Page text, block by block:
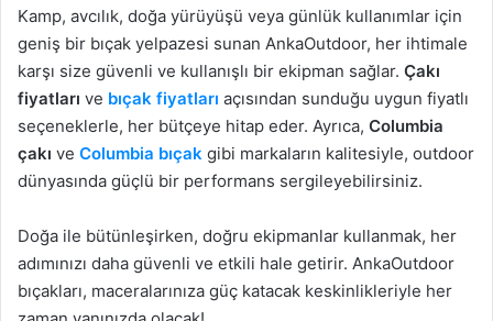
Kamp, avcılık, doğa yürüyüşü veya günlük kullanımlar için
geniş bir bıçak yelpazesi sunan AnkaOutdoor, her ihtimale
karşı size güvenli ve kullanışlı bir ekipman sağlar. Çakı
fiyatları ve bıçak fiyatları açısından sunduğu uygun fiyatlı
seçeneklerle, her bütçeye hitap eder. Ayrıca, Columbia
çakı ve Columbia bıçak gibi markaların kalitesiyle, outdoor
dünyasında güçlü bir performans sergileyebilirsiniz.
Doğa ile bütünleşirken, doğru ekipmanlar kullanmak, her
adımınızı daha güvenli ve etkili hale getirir. AnkaOutdoor
bıçakları, maceralarınıza güç katacak keskinlikleriyle her